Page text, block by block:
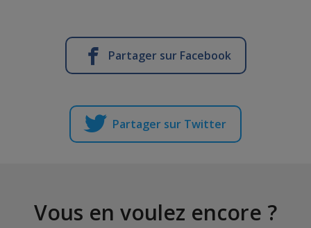
Partager sur Facebook
Partager sur Twitter
Vous en voulez encore ?